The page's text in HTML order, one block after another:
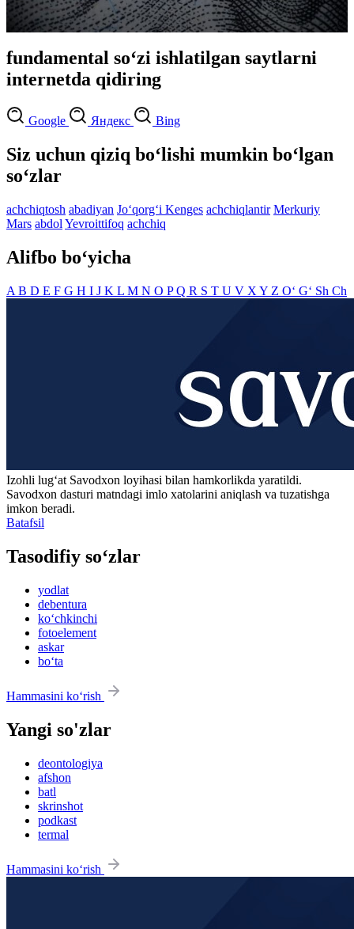
fundamental so‘zi ishlatilgan saytlarni
internetda qidiring
Google Яндекс Bing
Siz uchun qiziq bo‘lishi mumkin bo‘lgan
so‘zlar
achchiqtosh abadiyan Jo‘qorg‘i Kenges achchiqlantir Merkuriy
Mars abdol Yevroittifoq achchiq
Alifbo bo‘yicha
A B D E F G H I J K L M N O PQ R S T U V X Y Z O‘ G‘ Sh Ch
Izohli lugʻat Savodxon loyihasi bilan hamkorlikda yaratildi.
Savodxon dasturi matndagi imlo xatolarini aniqlash va tuzatishga
imkon beradi.
Batafsil
Tasodifiy so‘zlar
yodlat
debentura
ko‘chkinchi
fotoelement
askar
bo‘ta
Hammasini ko‘rish
Yangi so'zlar
deontologiya
afshon
batl
skrinshot
podkast
termal
Hammasini ko‘rish